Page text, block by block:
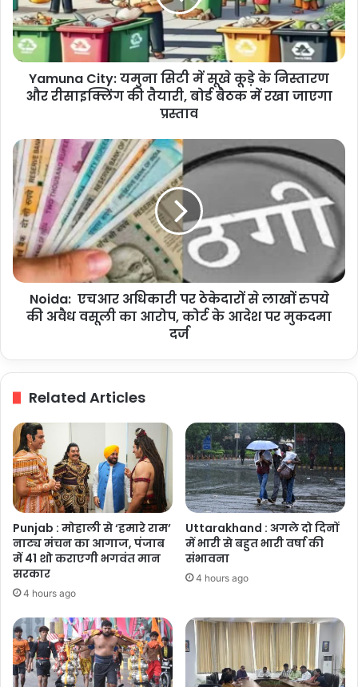
सूखे
कूड़े
के
निस्तारण
रीसाइक्लिंग
बोर्ड
बैठक
में
रखा
जाएगा
प्रस्ताव
Yamuna City: यमुना सिटी में सूखे कूड़े के निस्तारण
और रीसाइक्लिंग की तैयारी, बोर्ड बैठक में रखा जाएगा
प्रस्ताव
Noida:
एचआर
अधिकारी
पर
ठेकेदारों
लाखों
रुपये
की
वसूली
आदेश
मुकदमा
दर्ज
Noida: एचआर अधिकारी पर ठेकेदारों से लाखों रुपये
की अवैध वसूली का आरोप, कोर्ट के आदेश पर मुकदमा
दर्ज
Related Articles
Punjab : मोहाली से ‘हमारे राम’
नाट्य मंचन का आगाज, पंजाब
में 41 शो कराएगी भगवंत मान
सरकार
4 hours ago
Uttarakhand : अगले दो दिनों
में भारी से बहुत भारी वर्षा की
संभावना
4 hours ago